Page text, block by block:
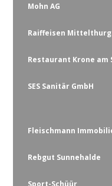
Mohn AG
Raiffeisen
Restaurant Krone am
SES Sanitär GmbH
Fleischmann
Rebgut Sunnehalde
Sport-Schüür